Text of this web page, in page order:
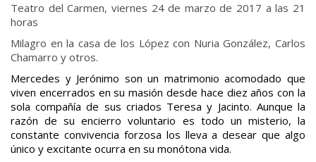
Teatro del Carmen, viernes 24 de marzo de 2017 a las 21
horas
Milagro en la casa de los López con Nuria González, Carlos
Chamarro y otros.
Mercedes y Jerónimo son un matrimonio acomodado que
viven encerrados en su masión desde hace diez años con la
sola compañía de sus criados Teresa y Jacinto. Aunque la
razón de su encierro voluntario es todo un misterio, la
constante convivencia forzosa los lleva a desear que algo
único y excitante ocurra en su monótona vida.